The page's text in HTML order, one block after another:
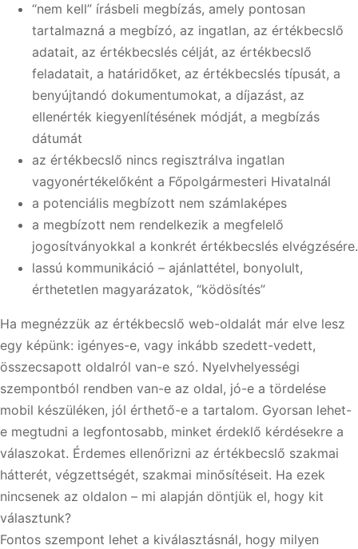
“nem kell” írásbeli megbízás, amely pontosan
tartalmazná a megbízó, az ingatlan, az értékbecslő
adatait, az értékbecslés célját, az értékbecslő
feladatait, a határidőket, az értékbecslés típusát, a
benyújtandó dokumentumokat, a díjazást, az
ellenérték kiegyenlítésének módját, a megbízás
dátumát
az értékbecslő nincs regisztrálva ingatlan
vagyonértékelőként a Főpolgármesteri Hivatalnál
a potenciális megbízott nem számlaképes
a megbízott nem rendelkezik a megfelelő
jogosítványokkal a konkrét értékbecslés elvégzésére.
lassú kommunikáció – ajánlattétel, bonyolult,
érthetetlen magyarázatok, “ködösítés”
Ha megnézzük az értékbecslő web-oldalát már elve lesz
egy képünk: igényes-e, vagy inkább szedett-vedett,
összecsapott oldalról van-e szó. Nyelvhelyességi
szempontból rendben van-e az oldal, jó-e a tördelése
mobil készüléken, jól érthető-e a tartalom. Gyorsan lehet-
e megtudni a legfontosabb, minket érdeklő kérdésekre a
válaszokat. Érdemes ellenőrizni az értékbecslő szakmai
hátterét, végzettségét, szakmai minősítéseit. Ha ezek
nincsenek az oldalon – mi alapján döntjük el, hogy kit
választunk?
Fontos szempont lehet a kiválasztásnál, hogy milyen